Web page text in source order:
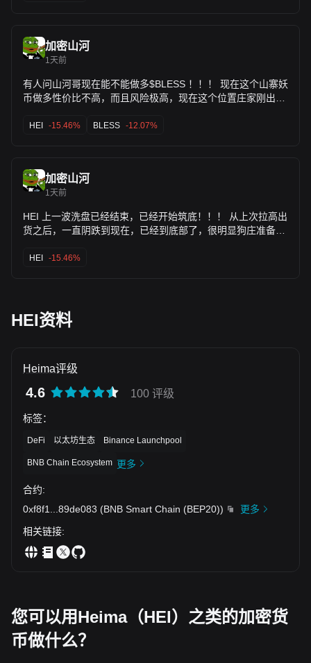
更多的空单来进场接盘来当多单的燃料，现在回调就是做多的
好机会，不信的我们可以拭目以待！！！
加密山河
1天前
有人问山河哥现在能不能做多$BLESS ！！！ 现在这个山寨妖
币做多性价比不高，而且风险极高，现在这个位置庄家刚出完
人建议的是： 可以做多$HEI 现价进场，日线已经有明显的放
HEI -15.46% BLESS -12.07%
加密山河
1天前
HEI 上一波洗盘已经结束，已经开始筑底！！！ 从上次拉高出
货之后，一直阴跌到现在，已经到底部了，很明显狗庄准备新
企稳迹象，准备企稳上涨！ 个人建议：现价0.225附近多进
HEI -15.46%
HEI资料
Heima评级
4.6 100 评级
标签：
DeFi 以太坊生态 Binance Launchpool
BNB Chain Ecosystem 更多
合约:
0xf8f1
89de083 (BNB Smart Chain (BEP20))
更多
相关链接:
您可以用Heima（HEI）之类的加密货
币做什么？